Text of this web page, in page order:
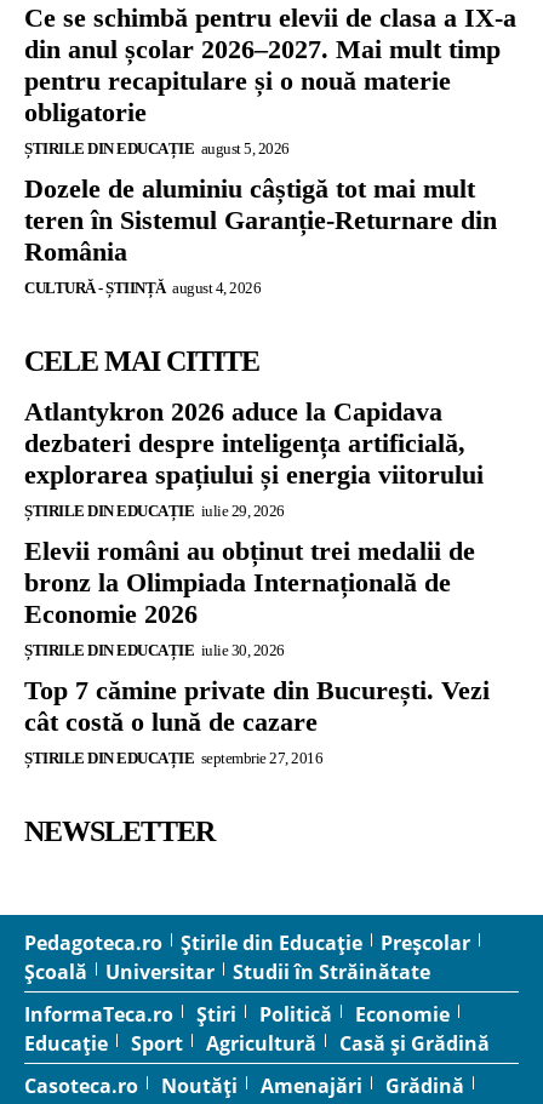
Ce se schimbă pentru elevii de clasa a IX-a
din anul școlar 2026–2027. Mai mult timp
pentru recapitulare și o nouă materie
obligatorie
ȘTIRILE DIN EDUCAȚIE august 5, 2026
Dozele de aluminiu câștigă tot mai mult
teren în Sistemul Garanție-Returnare din
România
CULTURĂ - ȘTIINȚĂ august 4, 2026
CELE MAI CITITE
Atlantykron 2026 aduce la Capidava
dezbateri despre inteligența artificială,
explorarea spațiului și energia viitorului
ȘTIRILE DIN EDUCAȚIE iulie 29, 2026
Elevii români au obținut trei medalii de
bronz la Olimpiada Internațională de
Economie 2026
ȘTIRILE DIN EDUCAȚIE iulie 30, 2026
Top 7 cămine private din București. Vezi
cât costă o lună de cazare
ȘTIRILE DIN EDUCAȚIE septembrie 27, 2016
NEWSLETTER
Pedagoteca.ro Știrile din Educație
Preșcolar
Școală
Universitar
Studii în Străinătate
InformaTeca.ro
Știri Politică
Economie
Educație
Sport Agricultură
Casă și Grădină
Casoteca.ro
Noutăți Amenajări
Grădină